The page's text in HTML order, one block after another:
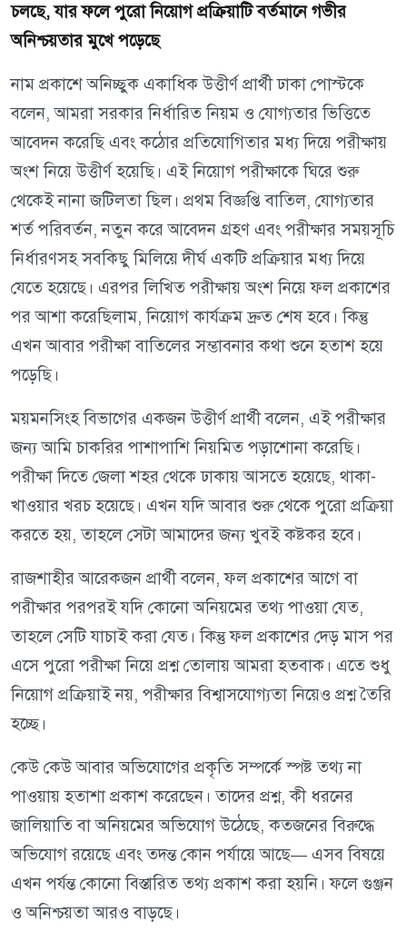
চলছে, যার ফলে পুরো নিয়োগ প্রক্রিয়াটি বর্তমানে গভীর
অনিশ্চয়তার মুখে পড়েছে
নাম প্রকাশে অনিচ্ছুক একাধিক উত্তীর্ণ প্রার্থী ঢাকা পোস্টকে
বলেন, আমরা সরকার নির্ধারিত নিয়ম ও যোগ্যতার ভিত্তিতে
আবেদন করেছি এবং কঠোর প্রতিযোগিতার মধ্য দিয়ে পরীক্ষায়
অংশ নিয়ে উত্তীর্ণ হয়েছি। এই নিয়োগ পরীক্ষাকে ঘিরে শুরু
থেকেই নানা জটিলতা ছিল। প্রথম বিজ্ঞপ্তি বাতিল, যোগ্যতার
শর্ত পরিবর্তন, নতুন করে আবেদন গ্রহণ এবং পরীক্ষার সময়সূচি
নির্ধারণসহ সবকিছু মিলিয়ে দীর্ঘ একটি প্রক্রিয়ার মধ্য দিয়ে
যেতে হয়েছে। এরপর লিখিত পরীক্ষায় অংশ নিয়ে ফল প্রকাশের
পর আশা করেছিলাম, নিয়োগ কার্যক্রম দ্রুত শেষ হবে। কিন্তু
এখন আবার পরীক্ষা বাতিলের সম্ভাবনার কথা শুনে হতাশ হয়ে
পড়েছি।
ময়মনসিংহ বিভাগের একজন উত্তীর্ণ প্রার্থী বলেন, এই পরীক্ষার
জন্য আমি চাকরির পাশাপাশি নিয়মিত পড়াশোনা করেছি।
পরীক্ষা দিতে জেলা শহর থেকে ঢাকায় আসতে হয়েছে, থাকা-
খাওয়ার খরচ হয়েছে। এখন যদি আবার শুরু থেকে পুরো প্রক্রিয়া
করতে হয়, তাহলে সেটা আমাদের জন্য খুবই কষ্টকর হবে।
রাজশাহীর আরেকজন প্রার্থী বলেন, ফল প্রকাশের আগে বা
পরীক্ষার পরপরই যদি কোনো অনিয়মের তথ্য পাওয়া যেত,
তাহলে সেটি যাচাই করা যেত। কিন্তু ফল প্রকাশের দেড় মাস পর
এসে পুরো পরীক্ষা নিয়ে প্রশ্ন তোলায় আমরা হতবাক। এতে শুধু
নিয়োগ প্রক্রিয়াই নয়, পরীক্ষার বিশ্বাসযোগ্যতা নিয়েও প্রশ্ন তৈরি
হচ্ছে।
কেউ কেউ আবার অভিযোগের প্রকৃতি সম্পর্কে স্পষ্ট তথ্য না
পাওয়ায় হতাশা প্রকাশ করেছেন। তাদের প্রশ্ন, কী ধরনের
জালিয়াতি বা অনিয়মের অভিযোগ উঠেছে, কতজনের বিরুদ্ধে
অভিযোগ রয়েছে এবং তদন্ত কোন পর্যায়ে আছে— এসব বিষয়ে
এখন পর্যন্ত কোনো বিস্তারিত তথ্য প্রকাশ করা হয়নি। ফলে গুঞ্জন
ও অনিশ্চয়তা আরও বাড়ছে।